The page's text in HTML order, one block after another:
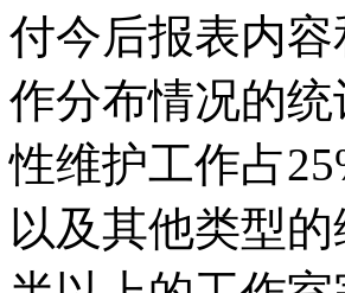
付今后报表内
作分布情况的
性维护工作占
以及其他类型